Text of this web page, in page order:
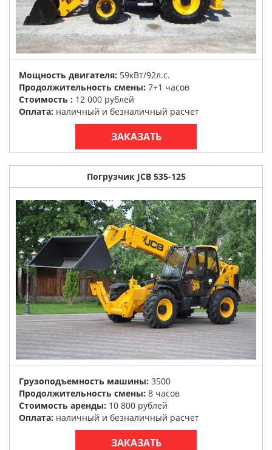
Мощность двигателя: 59кВт/92л.с.
Продолжительность смены: 7+1 часов
Стоимость : 12 000 рублей
Оплата: наличный и безналичный расчет
ЗАКАЗАТЬ
Погрузчик JCB 535-125
Грузоподъемность машины: 3500
Продолжительность смены: 8 часов
Стоимость аренды: 10 800 рублей
Оплата: наличный и безналичный расчет
ЗАКАЗАТЬ